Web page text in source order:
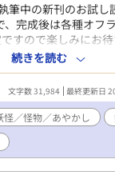
筆中の新刊のお試し
完成後は各種オフ
すので楽しみにお
人間×怪異 / 人間攻
ローファンタジー
として働く「篠木
け回される。 深編
い爪で統へ襲いかか
の不穏な邂逅が統
。
続きを読む
文字数 31,984 最終更新日
怪／怪物／あやかし